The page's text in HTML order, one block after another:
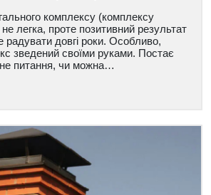
комплексу (комплексу
легка, проте позитивний результат
радувати довгі роки. Особливо,
зведений своїми руками. Постає
питання, чи можна…